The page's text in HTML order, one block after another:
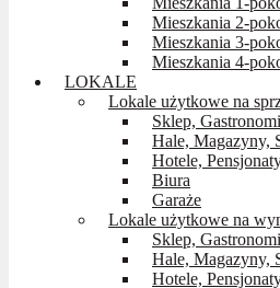
Mieszkania 2-
Mieszkania 3-
Mieszkania 4-
LOKALE
Lokale użytkowe na
Sklep,
Hale, Magazyny,
Hotele,
Biura
Garaże
Lokale użytkowe na
Sklep,
Hale, Magazyny,
Hotele,